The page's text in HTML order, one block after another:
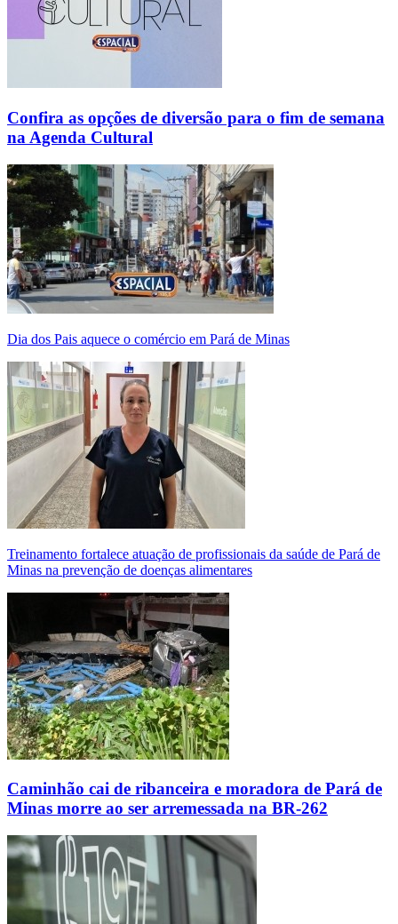
Confira as opções de diversão para o fim de semana
na Agenda Cultural
Dia dos Pais aquece o comércio em Pará de Minas
Treinamento fortalece atuação de profissionais da saúde de Pará de
Minas na prevenção de doenças alimentares
Caminhão cai de ribanceira e moradora de Pará de
Minas morre ao ser arremessada na BR-262